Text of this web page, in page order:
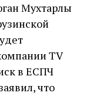
Мухтарлы
TV
в ЕСПЧ
что